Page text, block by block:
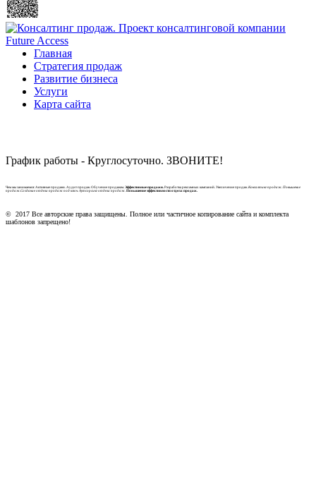
Главная
Стратегия продаж
Развитие бизнеса
Услуги
Карта сайта
График работы - Круглосуточно. ЗВОНИТЕ!
Чем мы занимаемся: Активные продажи. Аудит продаж. Обучение продажам. Эффективные продажи. Разработка рекламных кампаний. Увеличение продаж. Консалтинг продаж. Повышение
продаж.Создание отдела продаж под ключ. Аутсорсинг отдела продаж.
Повышение эффективности отдела продаж.
© 2017 Все авторские права защищены. Полное или частичное копирование сайта и комплекта
шаблонов запрещено!